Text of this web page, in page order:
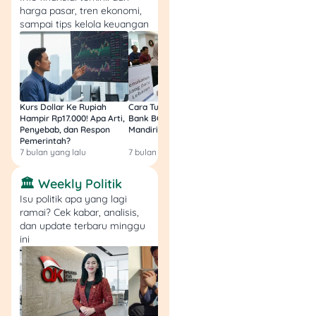
kamu mengejar program
seperti ATENSI yang
umumnya berbasis
asesmen kebutuhan.
6. Pantau status dan
siap untuk verifikasi
lapangan
Setelah pengajuan, bisa
ada tahapan verifikasi,
mulai dari cek data sampai
kunjungan/konfirmasi. Di
tahap ini, yang bikin proses
lancar adalah: dokumen
siap, data konsisten, dan
kontak aktif.
Tips Biar Peluang
harga pasar, tren ekonomi,
sampai tips kelola keuangan
Kurs Dollar Ke Rupiah
Hampir Rp17.000! Apa Arti,
Penyebab, dan Respon
Pemerintah?
7 bulan yang lalu
Cara Tukar Uang Baru di
Bank BCA (Umum, BNI,
Mandiri, BRI, dan BSI) 2026!
7 bulan yang lalu
🏛️ Weekly Politik
Isu politik apa yang lagi
ramai? Cek kabar, analisis,
dan update terbaru minggu
ini